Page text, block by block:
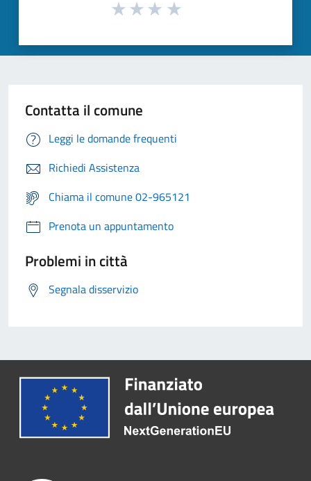
Contatta il comune
Leggi le domande frequenti
Richiedi Assistenza
Chiama il comune 02-965121
Prenota un appuntamento
Problemi in città
Segnala disservizio